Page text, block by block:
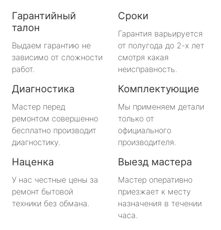
Гарантийный
талон
Выдаем гарантию не
зависимо от сложности
работ.
Сроки
Гарантия варьируется
от полугода до 2-х лет
смотря какая
неисправность.
Диагностика
Мастер перед
ремонтом совершенно
бесплатно производит
диагностику.
Комплектующие
Мы применяем детали
только от
официального
производителя.
Наценка
У нас честные цены за
ремонт бытовой
техники без обмана.
Выезд мастера
Мастер оперативно
приезжает к месту
назначения в течении
часа.